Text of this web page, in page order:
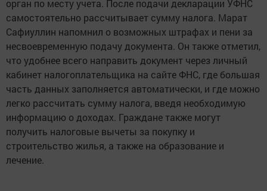
орган по месту учета. После подачи декларации УФНС
самостоятельно рассчитывает сумму налога. Марат
Сафиуллин напомнил о возможных штрафах и пени за
несвоевременную подачу документа. Он также отметил,
что удобнее всего направить документ через личный
кабинет налогоплательщика на сайте ФНС, где большая
часть данных заполняется автоматически, и где можно
легко рассчитать сумму налога, введя необходимую
информацию о доходах. Граждане также могут
получить налоговые вычеты за покупку и
строительство жилья, а также на образование и
лечение.